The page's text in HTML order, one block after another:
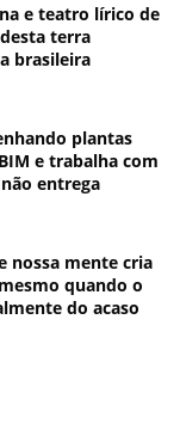
e teatro lírico de
terra
brasileira
plantas
e trabalha com
entrega
nossa mente cria
quando o
do acaso